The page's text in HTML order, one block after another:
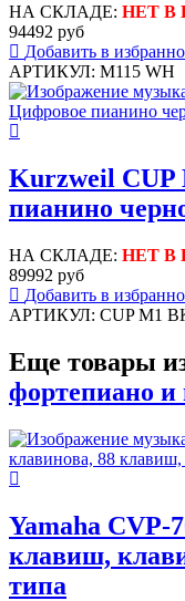
НА СКЛАДЕ: НЕТ В
94492 руб
Добавить в
АРТИКУЛ: M115 WH
Kurzweil CUP
пианино
НА СКЛАДЕ: НЕТ В
89992 руб
Добавить в
АРТИКУЛ: CUP M1
Еще товары
фортепиано
Yamaha CVP-
клавиш,
типа